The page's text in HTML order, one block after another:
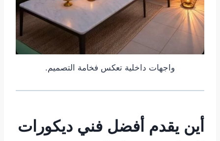
واجهات داخلية تعكس فخامة التصميم.
أين يقدم أفضل فني ديكورات